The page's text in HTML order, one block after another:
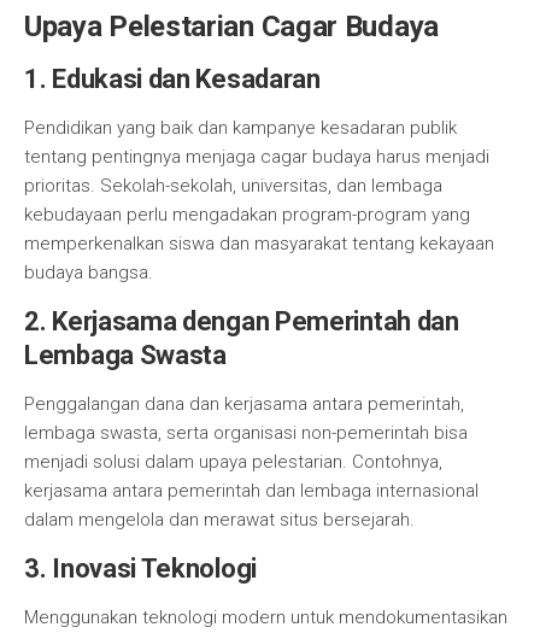
Upaya Pelestarian Cagar Budaya
1. Edukasi dan Kesadaran
Pendidikan yang baik dan kampanye kesadaran publik
tentang pentingnya menjaga cagar budaya harus menjadi
prioritas. Sekolah-sekolah, universitas, dan lembaga
kebudayaan perlu mengadakan program-program yang
memperkenalkan siswa dan masyarakat tentang kekayaan
budaya bangsa.
2. Kerjasama dengan Pemerintah dan
Lembaga Swasta
Penggalangan dana dan kerjasama antara pemerintah,
lembaga swasta, serta organisasi non-pemerintah bisa
menjadi solusi dalam upaya pelestarian. Contohnya,
kerjasama antara pemerintah dan lembaga internasional
dalam mengelola dan merawat situs bersejarah.
3. Inovasi Teknologi
Menggunakan teknologi modern untuk mendokumentasikan